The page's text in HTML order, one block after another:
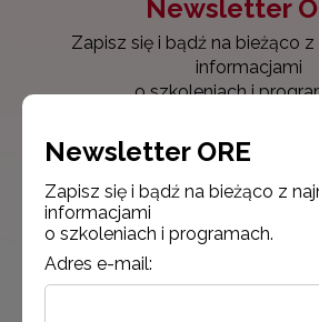
Newsletter
Zapisz się i bądź na bieżąco
informacjami
o szkoleniach i
Adres e-mail:
Wyrażam zgodę na przetwarzanie
przez ORE w celach
Newsletter ORE
Zapisz się i bądź na bieżąco z
informacjami
o szkoleniach i programach.
Adres e-mail: